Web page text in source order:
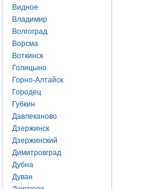
Видное
Владимир
Волгоград
Ворсма
Воткинск
Голицыно
Горно-Алтайск
Городец
Губкин
Давлеканово
Дзержинск
Дзержинский
Димитровград
Дубна
Дуван